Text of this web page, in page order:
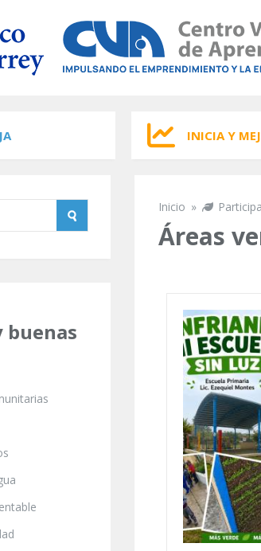
INICIA Y
buenas
Se
Inicio »
Áreas